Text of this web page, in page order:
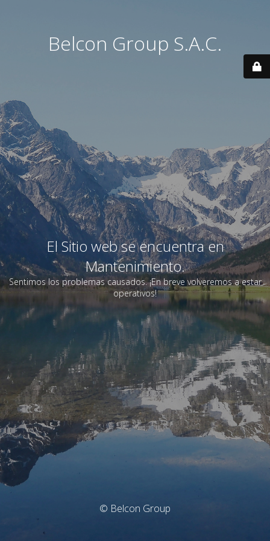
Belcon Group S.A.C.
El Sitio web se encuentra en
Mantenimiento.
Sentimos los problemas causados. ¡En breve volveremos a estar
operativos!
© Belcon Group